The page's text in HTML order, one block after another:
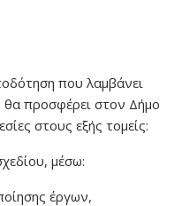
που λαμβάνει
προσφέρει στον Δήμο
στους εξής τομείς:
μέσω:
έργων,